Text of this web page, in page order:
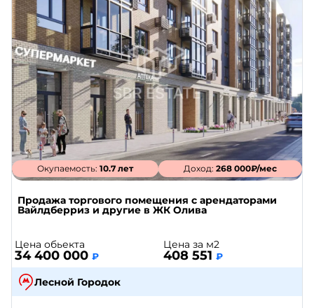
Окупаемость: 10.7 лет Доход:268 000₽/мес
Продажа торгового помещения с арендаторами
Вайлдберриз и другие в ЖК Олива
Цена обьекта
34 400 000 ₽
Цена за м2
408 551 ₽
Лесной Городок